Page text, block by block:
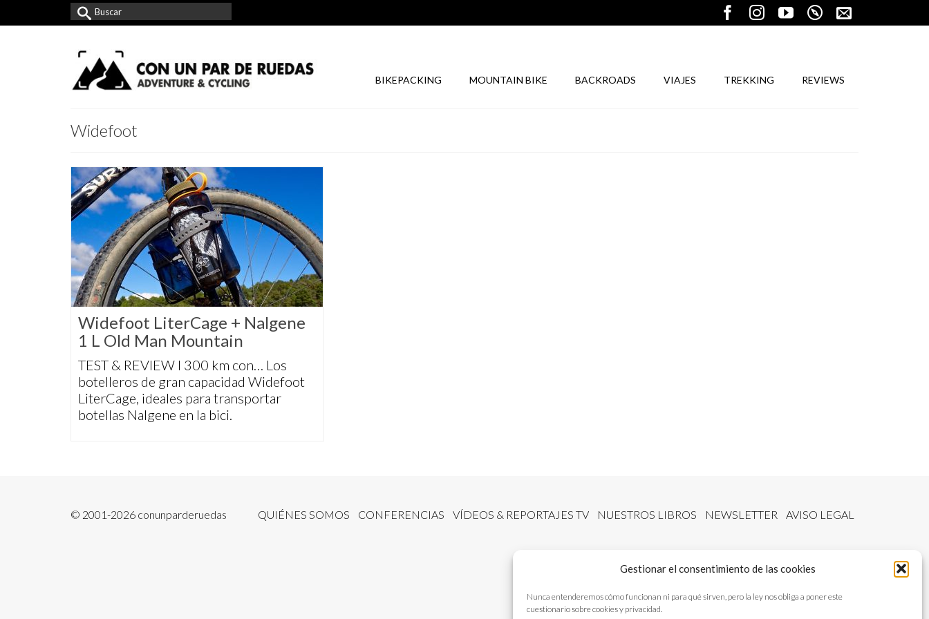
Gestionar el consentimiento de las cookies
Nunca entenderemos cómo funcionan ni para qué sirven, pero la ley nos obliga a poner este
cuestionario sobre cookies y privacidad.
Buscar
por:
BIKEPACKING MOUNTAIN BIKE BACKROADS VIAJES TREKKING REVIEWS
Widefoot
Widefoot LiterCage + Nalgene
1 L Old Man Mountain
TEST & REVIEW I 300 km con… Los
botelleros de gran capacidad Widefoot
LiterCage, ideales para transportar
botellas Nalgene en la bici.
QUIÉNES SOMOS CONFERENCIAS VÍDEOS & REPORTAJES TV NUESTROS LIBROS NEWSLETTER AVISO LEGAL
© 2001-2026 conunparderuedas